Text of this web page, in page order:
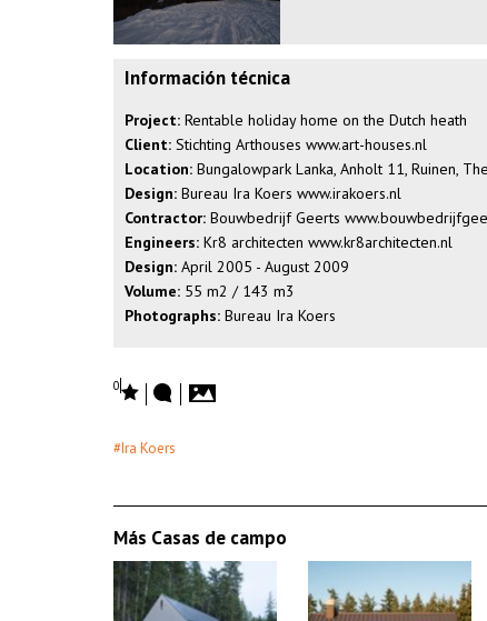
Información técnica
Project: Rentable holiday home on the Dutch heath
Client: Stichting Arthouses www.art-houses.nl
Location: Bungalowpark Lanka, Anholt 11, Ruinen,
Design: Bureau Ira Koers www.irakoers.nl
Contractor: Bouwbedrijf Geerts
Engineers: Kr8 architecten www.kr8architecten.nl
Design: April 2005 - August 2009
Volume: 55 m2 / 143 m3
Photographs: Bureau Ira Koers
0
#Ira Koers
Más Casas de campo